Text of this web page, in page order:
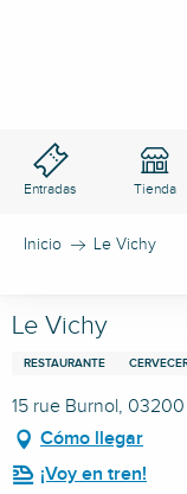
Entradas Tienda
Inicio Le Vichy
Le Vichy
RESTAURANTE
15 rue Burnol,
Cómo llegar
¡Voy en tren!